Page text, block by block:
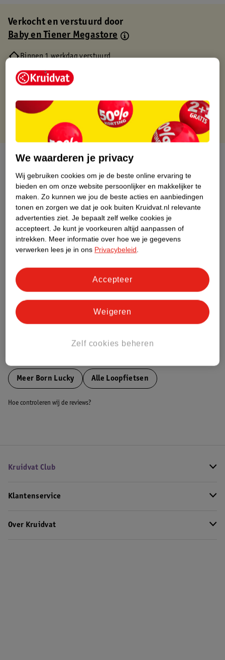
Verkocht en verstuurd door
Baby en Tiener Megastore
Binnen 1 werkdag verstuurd
Gratis thuisbezorgd
Gratis retourneren via verkooppartner.
Over dit product
Productinformatie
Etiketinformatie
Nature Impact Score
Impact Score.
Meer informatie
Bestel & Bezorginformatie
Meer Born Lucky Alle Loopfietsen
Hoe controleren wij de reviews?
Kruidvat Club
Klantenservice
Over Kruidvat
We waarderen je privacy
Wij gebruiken cookies om je de beste online ervaring te
bieden en om onze website persoonlijker en makkelijker te
maken. Zo kunnen we jou de beste acties en aanbiedingen
tonen en zorgen we dat je ook buiten Kruidvat.nl relevante
advertenties ziet. Je bepaalt zelf welke cookies je
accepteert. Je kunt je voorkeuren altijd aanpassen of
intrekken. Meer informatie over hoe we je gegevens
verwerken lees je in ons Privacybeleid.
Zelf cookies beheren
Weigeren
Accepteer